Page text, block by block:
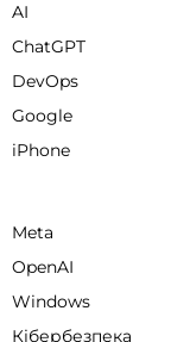
AI
ChatGPT
DevOps
Google
iPhone
Meta
OpenAI
Windows
Кібербезпека